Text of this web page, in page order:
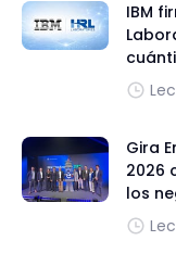
IBM
Gira
2026
los